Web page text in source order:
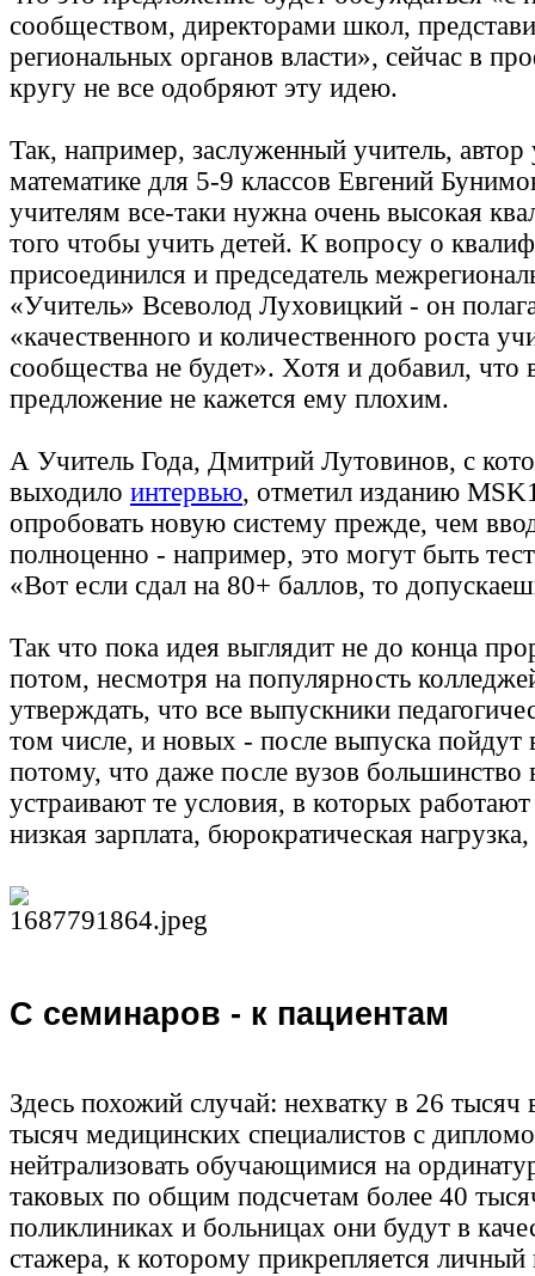
сообществом, директорами школ,
региональных органов власти», сейчас в
кругу не все одобряют эту идею.
Так, например, заслуженный учитель, автор
математике для 5-9 классов Евгений
учителям все-таки нужна очень высокая
того чтобы учить детей. К вопросу о
присоединился и председатель
«Учитель» Всеволод Луховицкий - он
«качественного и количественного роста
сообщества не будет». Хотя и добавил, что
предложение не кажется ему плохим.
А Учитель Года, Дмитрий Лутовинов, с
выходило интервью, отметил изданию
опробовать новую систему прежде, чем
полноценно - например, это могут быть
«Вот если сдал на 80+ баллов, то
Так что пока идея выглядит не до конца
потом, несмотря на популярность
утверждать, что все выпускники
том числе, и новых - после выпуска
потому, что даже после вузов большинство
устраивают те условия, в которых
низкая зарплата, бюрократическая
С семинаров - к пациентам
Здесь похожий случай: нехватку в 26 тысяч
тысяч медицинских специалистов с
нейтрализовать обучающимися на
таковых по общим подсчетам более 40
поликлиниках и больницах они будут в
стажера, к которому прикрепляется